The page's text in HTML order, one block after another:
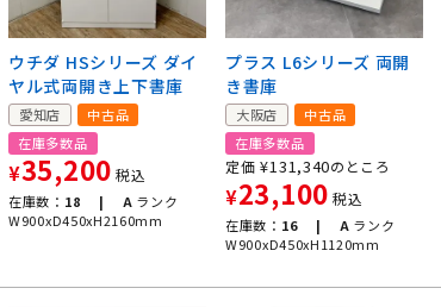
ウチダ HSシリーズ ダイ
ヤル式両開き上下書庫
愛知店
中古品
在庫多数品
¥35,200 税込
在庫数： 18 | A ランク
W900xD450xH2160mm
プラス L6シリーズ 両開
き書庫
大阪店
中古品
在庫多数品
定価 ¥131,340のところ
¥23,100 税込
在庫数： 16 | A ランク
W900xD450xH1120mm